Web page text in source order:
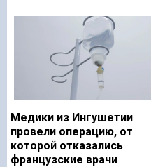
Медики из Ингушетии
провели операцию, от
которой отказались
французские врачи